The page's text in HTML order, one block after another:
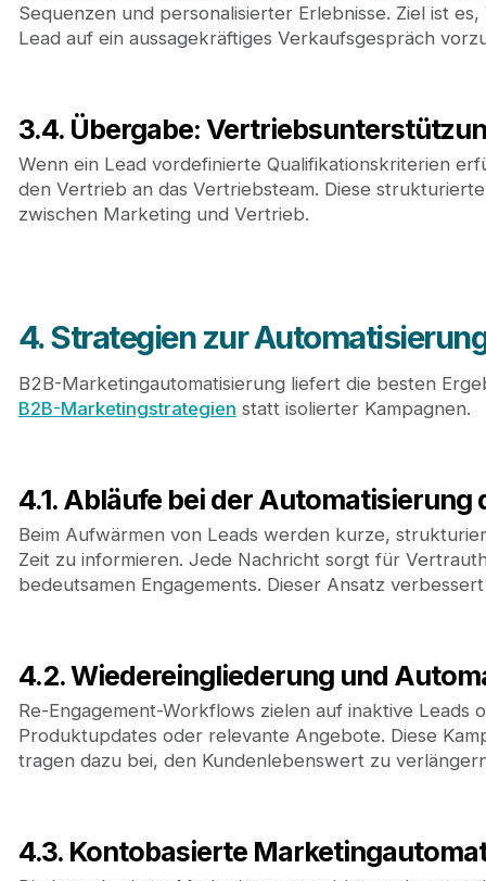
Sequenzen und personalisierter Erlebnisse. Ziel ist
Lead auf ein aussagekräftiges Verkaufsgespräch
3.4. Übergabe:
Wenn ein Lead vordefinierte Qualifikationskriterien
den Vertrieb an das Vertriebsteam. Diese
zwischen Marketing und Vertrieb.
4. Strategien zur
B2B-Marketingautomatisierung liefert die besten
B2B-Marketingstrategien statt isolierter Kampagnen.
4.1. Abläufe bei der
Beim Aufwärmen von Leads werden kurze,
Zeit zu informieren. Jede Nachricht sorgt für
bedeutsamen Engagements. Dieser Ansatz
4.2. Wiedereingliederung und
Re-Engagement-Workflows zielen auf inaktive
Produktupdates oder relevante Angebote. Diese
tragen dazu bei, den Kundenlebenswert zu
4.3. Kontobasierte